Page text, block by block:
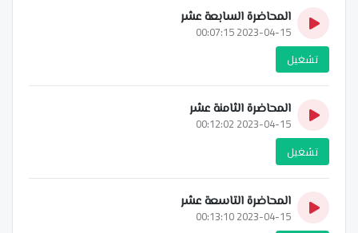
المحاضرة السابعة عشر
2023-04-15 00:07:15
تشغيل
المحاضرة الثامنة عشر
2023-04-15 00:12:02
تشغيل
المحاضرة التاسعة عشر
2023-04-15 00:13:10